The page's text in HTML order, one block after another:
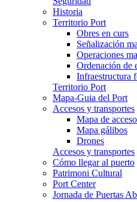
Historia
Territorio Port
Obres en curs
Señalización
Operaciones
Ordenación de
Infraestructura
Territorio Port
Mapa-Guia del Port
Accesos y transportes
Mapa de
Mapa gálibos
Drones
Accesos y transportes
Cómo llegar al puerto
Patrimoni Cultural
Port Center
Jornada de Puertas